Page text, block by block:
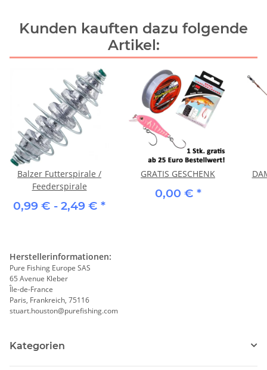
Kunden kauften dazu folgende
Artikel:
Balzer Futterspirale /
Feederspirale
0,99 € - 2,49 € *
GRATIS GESCHENK
0,00 € *
Herstellerinformationen:
Pure Fishing Europe SAS
65 Avenue Kleber
Île-de-France
Paris, Frankreich, 75116
stuart.houston@purefishing.com
Kategorien